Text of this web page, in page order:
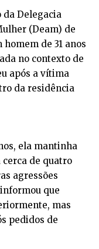
da Delegacia
(Deam) de
de 31 anos
no contexto de
após a vítima
da residência
ela mantinha
de quatro
agressões
que
mas
pedidos de